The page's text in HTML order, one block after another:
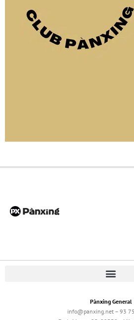
Pànxing General
info@panxing.net – 93